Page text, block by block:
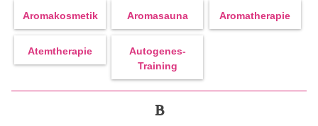
Aromakosmetik Aromasauna Aromatherapie
Atemtherapie
Autogenes-
Training
B